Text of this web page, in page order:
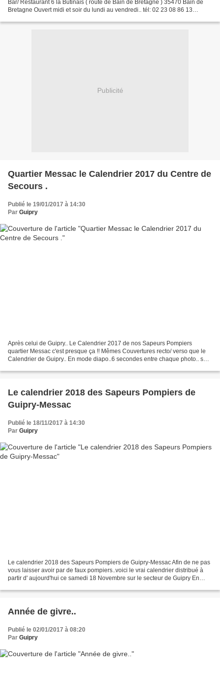
Bar/ Restaurant 6 la Butinais ( route de Bain de Bretagne ) 35470 Bain de
Bretagne Ouvert midi et soir du lundi au vendredi.. tél: 02 23 08 86 13
Publicité
Quartier Messac le Calendrier 2017 du Centre de
Secours .
Publié le 19/01/2017 à 14:30
Par Guipry
Après celui de Guipry.. Le Calendrier 2017 de nos Sapeurs Pompiers
quartier Messac c'est presque ça !! Mêmes Couvertures recto/ verso que le
Calendrier de Guipry.. En mode diapo..6 secondes entre chaque photo.. seul
Le calendrier 2018 des Sapeurs Pompiers de
Guipry-Messac
Publié le 18/11/2017 à 14:30
Par Guipry
Le calendrier 2018 des Sapeurs Pompiers de Guipry-Messac Afin de ne pas
vous laisser avoir par de faux pompiers..voici le vrai calendrier distribué à
partir d' aujourd'hui ce samedi 18 Novembre sur le secteur de Guipry En
Année de givre..
Publié le 02/01/2017 à 08:20
Par Guipry